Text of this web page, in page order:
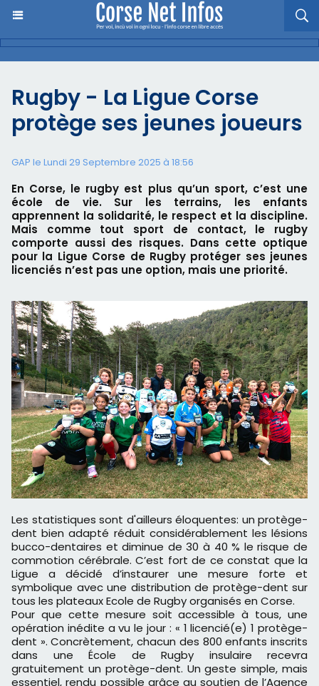
Rugby - La Ligue Corse
protège ses jeunes joueurs
GAP le Lundi 29 Septembre 2025 à 18:56
En Corse, le rugby est plus qu’un sport, c’est une
école de vie. Sur les terrains, les enfants
apprennent la solidarité, le respect et la discipline.
Mais comme tout sport de contact, le rugby
comporte aussi des risques. Dans cette optique
pour la Ligue Corse de Rugby protéger ses jeunes
licenciés n’est pas une option, mais une priorité.
Les statistiques sont d'ailleurs éloquentes: un protège-
dent bien adapté réduit considérablement les lésions
bucco-dentaires et diminue de 30 à 40 % le risque de
commotion cérébrale. C’est fort de ce constat que la
Ligue a décidé d’instaurer une mesure forte et
symbolique avec une distribution de protège-dent sur
tous les plateaux Ecole de Rugby organisés en Corse.
Pour que cette mesure soit accessible à tous, une
opération inédite a vu le jour : « 1 licencié(e) 1 protège-
dent ». Concrètement, chacun des 800 enfants inscrits
dans une École de Rugby insulaire recevra
gratuitement un protège-dent. Un geste simple, mais
essentiel, rendu possible grâce au soutien de l’Agence